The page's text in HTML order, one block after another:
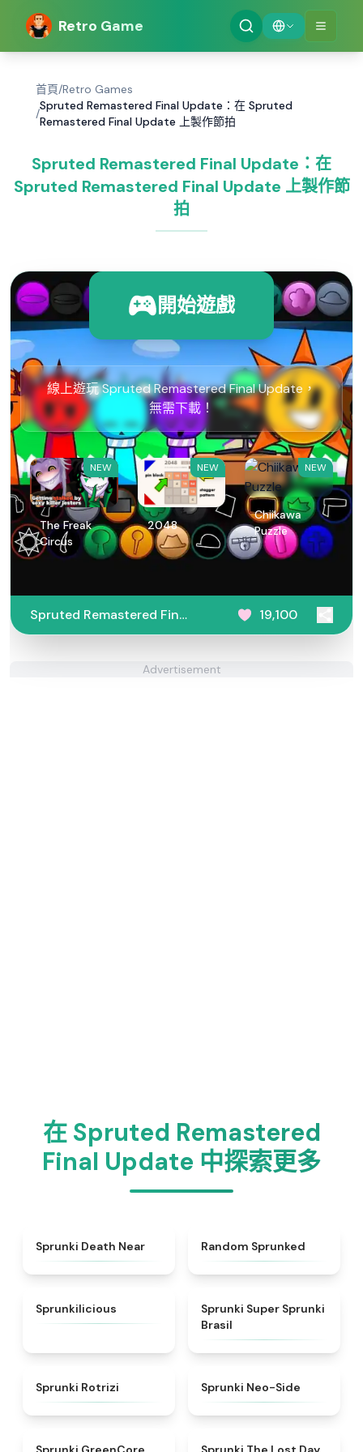
Retro Game
首頁/Retro Games
/
Spruted Remastered Final Update：在 Spruted
Remastered Final Update 上製作節拍
Spruted Remastered Final Update：在
Spruted Remastered Final Update 上製作節
拍
開始遊戲
線上遊玩 Spruted Remastered Final Update，
無需下載！
NEW
The Freak
Circus
NEW
2048
NEW
Chiikawa
Puzzle
Spruted Remastered Final
Update
19,100
Advertisement
在 Spruted Remastered
Final Update 中探索更多
Sprunki Death Near ★
Random Sprunked
Sprunkilicious 4.4
Sprunki Super Sprunki
Brasil
Sprunki Rotrizi Sprunki Neo-Side
★